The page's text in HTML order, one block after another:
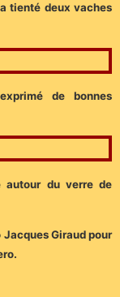
tienté deux vaches
de bonnes
autour du verre de
Giraud pour